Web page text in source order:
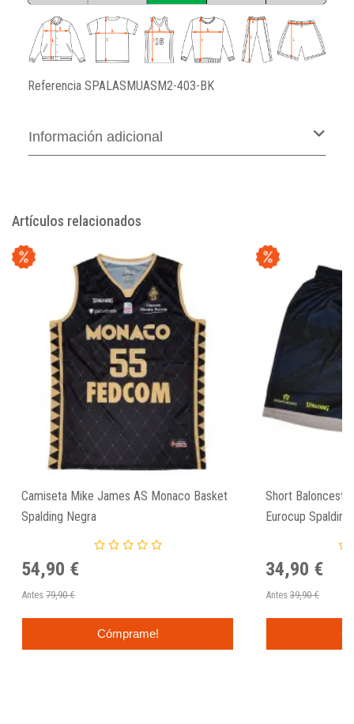
Referencia SPALASMUASM2-403-BK
Información adicional
Artículos relacionados
Camiseta Mike James AS Monaco Basket
Spalding Negra
54,90 €
Antes 79,90 €
Cómprame!
Short Baloncesto
Eurocup
34,90 €
Antes 39,90 €